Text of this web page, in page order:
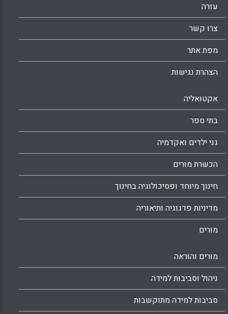
עזרה
צרו קשר
מפת אתר
הצהרת נגישות
אקטואליה
בתי ספר
גני ילדים ואקדמיה
הכשרת מורים
חינוך מיוחד ופסיכולוגיה בחינוך
מדיניות פדגוגיה ותיאוריה
מורים
מורים והוראה
ניהול וסביבות למידה
סביבות למידה מתוקשבות